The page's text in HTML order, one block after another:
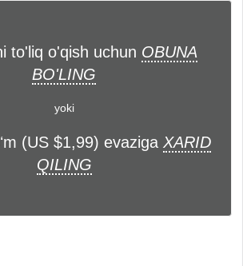
to'liq o'qish uchun OBUNA
BO'LING
yoki
(US $1,99) evaziga XARID
QILING